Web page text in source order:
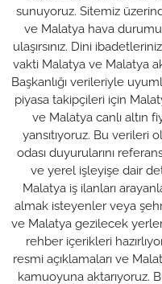
sunuyoruz. Sitemiz
ve Malatya hava
ulaşırsınız. Dini
vakti Malatya ve Malatya
Başkanlığı verileriyle
piyasa takipçileri için
ve Malatya canlı altın
yansıtıyoruz. Bu verileri
odası duyurularını
ve yerel işleyişe dair
Malatya iş ilanları
almak isteyenler veya
ve Malatya gezilecek yerler
rehber içerikleri
resmi açıklamaları ve
kamuoyuna aktarıyoruz.